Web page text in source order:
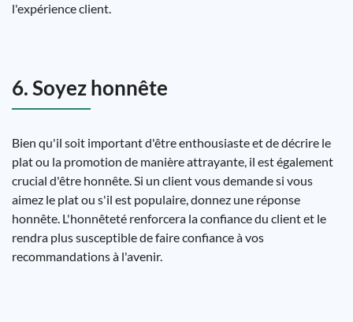
l'expérience client.
6. Soyez honnête
Bien qu'il soit important d'être enthousiaste et de décrire le
plat ou la promotion de manière attrayante, il est également
crucial d'être honnête. Si un client vous demande si vous
aimez le plat ou s'il est populaire, donnez une réponse
honnête. L'honnêteté renforcera la confiance du client et le
rendra plus susceptible de faire confiance à vos
recommandations à l'avenir.